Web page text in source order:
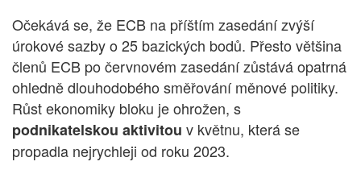
Očekává se, že ECB na příštím zasedání zvýší
úrokové sazby o 25 bazických bodů. Přesto většina
členů ECB po červnovém zasedání zůstává opatrná
ohledně dlouhodobého směřování měnové politiky.
Růst ekonomiky bloku je ohrožen, s
podnikatelskou aktivitou v květnu, která se
propadla nejrychleji od roku 2023.